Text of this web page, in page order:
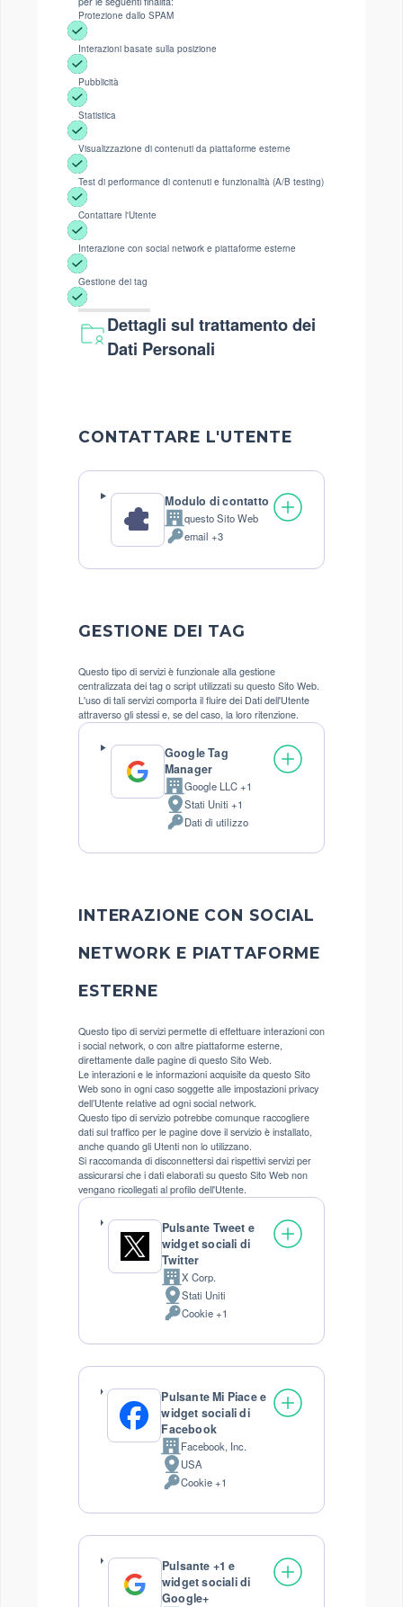
Protezione dallo SPAM
Interazioni basate sulla posizione
Pubblicità
Statistica
Visualizzazione di contenuti da piattaforme esterne
Test di performance di contenuti e funzionalità (A/B testing)
Contattare l'Utente
Interazione con social network e piattaforme esterne
Gestione dei tag
Dettagli sul trattamento dei
Dati Personali
CONTATTARE L'UTENTE
Modulo di contatto
Azienda:questo Sito Web
Dati
trattati:
email +3
GESTIONE DEI TAG
Questo tipo di servizi è funzionale alla gestione
centralizzata dei tag o script utilizzati su questo Sito Web.
L'uso di tali servizi comporta il fluire dei Dati dell'Utente
attraverso gli stessi e, se del caso, la loro ritenzione.
Google Tag
Manager
Azienda:Google LLC +1
Luogo
del
Stati Uniti +1
Dati
trattati:
Dati di utilizzo
INTERAZIONE CON SOCIAL
NETWORK E PIATTAFORME
ESTERNE
Questo tipo di servizi permette di effettuare interazioni con
i social network, o con altre piattaforme esterne,
direttamente dalle pagine di questo Sito Web.
Le interazioni e le informazioni acquisite da questo Sito
Web sono in ogni caso soggette alle impostazioni privacy
dell’Utente relative ad ogni social network.
Questo tipo di servizio potrebbe comunque raccogliere
dati sul traffico per le pagine dove il servizio è installato,
anche quando gli Utenti non lo utilizzano.
Si raccomanda di disconnettersi dai rispettivi servizi per
assicurarsi che i dati elaborati su questo Sito Web non
vengano ricollegati al profilo dell'Utente.
Pulsante Tweet e
widget sociali di
Twitter
Azienda:
X Corp.
Luogo
del
Stati Uniti
Dati
trattati:
Cookie +1
Pulsante Mi Piace e
widget sociali di
Facebook
Azienda:Facebook, Inc.
Luogo
del
USA
Dati
trattati:
Cookie +1
Pulsante +1 e
widget sociali di
Google+